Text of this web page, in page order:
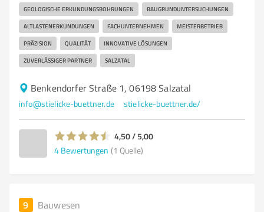
GEOLOGISCHE ERKUNDUNGSBOHRUNGEN BAUGRUNDUNTERSUCHUNGEN
ALTLASTENERKUNDUNGEN FACHUNTERNEHMEN MEISTERBETRIEB
PRÄZISION QUALITÄT INNOVATIVE LÖSUNGEN
ZUVERLÄSSIGER PARTNER SALZATAL
Benkendorfer Straße 1, 06198 Salzatal
info@stielicke-buettner.de stielicke-buettner.de/
4,50 / 5,00
4 Bewertungen (1 Quelle)
9 Bauwesen